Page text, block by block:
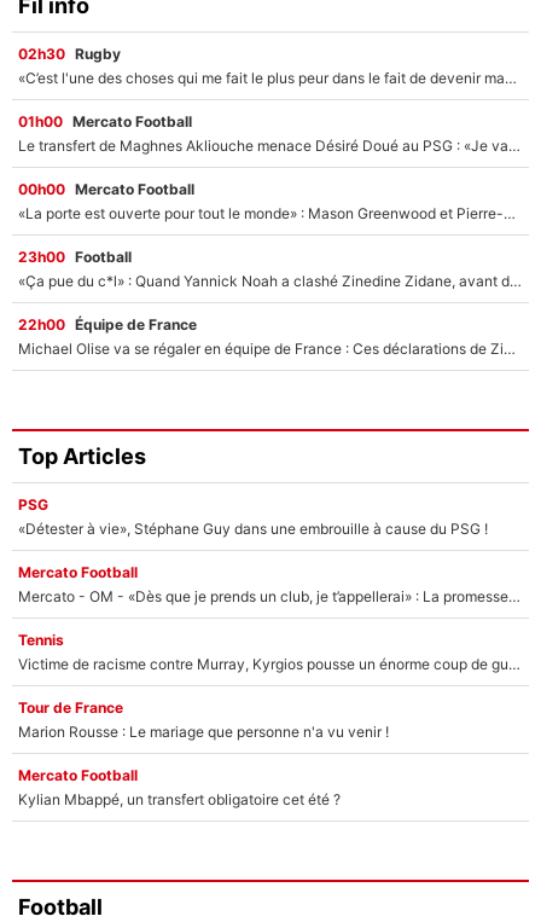
Fil info
02h30 Rugby
«C’est l'une des choses qui me fait le plus peur dans le fait de devenir maman» : En couple avec Antoine Dupont, Iris Mittenaere s'inquiète déjà pour ses futurs enfants !
01h00 Mercato Football
Le transfert de Maghnes Akliouche menace Désiré Doué au PSG : «Je valide à 200%»
00h00 Mercato Football
«La porte est ouverte pour tout le monde» : Mason Greenwood et Pierre-Emerick Aubameyang ont quitté l'OM, Amine Gouiri balance sur la suite du mercato et sur la réaction du vestiaire !
23h00 Football
«Ça pue du c*l» : Quand Yannick Noah a clashé Zinedine Zidane, avant de se faire recadrer par le nouveau sélectionneur de l'équipe de France !
22h00 Équipe de France
Michael Olise va se régaler en équipe de France : Ces déclarations de Zinedine Zidane qui prouvent qu'il va tout miser sur la star du Bayern Munich !
Top Articles
PSG
«Détester à vie», Stéphane Guy dans une embrouille à cause du PSG !
Mercato Football
Mercato - OM - «Dès que je prends un club, je t’appellerai» : La promesse de Marcelino au moment de claquer la porte
Tennis
Victime de racisme contre Murray, Kyrgios pousse un énorme coup de gueule !
Tour de France
Marion Rousse : Le mariage que personne n'a vu venir !
Mercato Football
Kylian Mbappé, un transfert obligatoire cet été ?
Football